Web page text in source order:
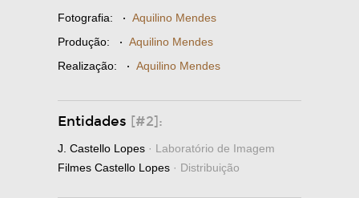
Fotografia: · Aquilino Mendes
Produção: · Aquilino Mendes
Realização: · Aquilino Mendes
Entidades [#2]:
J. Castello Lopes · Laboratório de Imagem
Filmes Castello Lopes · Distribuição